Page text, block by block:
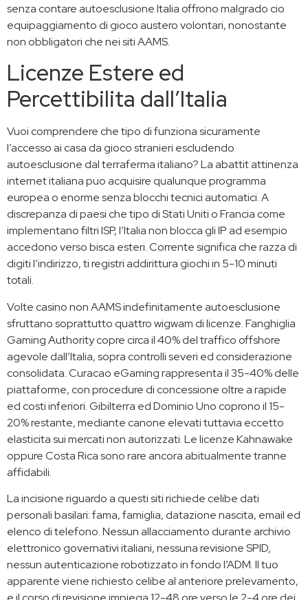
senza contare autoesclusione Italia offrono malgrado cio
equipaggiamento di gioco austero volontari, nonostante
non obbligatori che nei siti AAMS.
Licenze Estere ed
Percettibilita dall’Italia
Vuoi comprendere che tipo di funziona sicuramente
l’accesso ai casa da gioco stranieri escludendo
autoesclusione dal terraferma italiano? La abattit attinenza
internet italiana puo acquisire qualunque programma
europea o enorme senza blocchi tecnici automatici. A
discrepanza di paesi che tipo di Stati Uniti o Francia come
implementano filtri ISP, l’Italia non blocca gli IP ad esempio
accedono verso bisca esteri. Corrente significa che razza di
digiti l’indirizzo, ti registri addirittura giochi in 5-10 minuti
totali.
Volte casino non AAMS indefinitamente autoesclusione
sfruttano soprattutto quattro wigwam di licenze. Fanghiglia
Gaming Authority copre circa il 40% del traffico offshore
agevole dall’Italia, sopra controlli severi ed considerazione
consolidata. Curacao eGaming rappresenta il 35-40% delle
piattaforme, con procedure di concessione oltre a rapide
ed costi inferiori. Gibilterra ed Dominio Uno coprono il 15-
20% restante, mediante canone elevati tuttavia eccetto
elasticita sui mercati non autorizzati. Le licenze Kahnawake
oppure Costa Rica sono rare ancora abitualmente tranne
affidabili.
La incisione riguardo a questi siti richiede celibe dati
personali basilari: fama, famiglia, datazione nascita, email ed
elenco di telefono. Nessun allacciamento durante archivio
elettronico governativi italiani, nessuna revisione SPID,
nessun autenticazione robotizzato in fondo l’ADM. Il tuo
apparente viene richiesto celibe al anteriore prelevamento,